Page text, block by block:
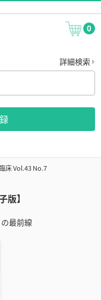
0
詳細検索
床 Vol.43 No.7
】
最前線